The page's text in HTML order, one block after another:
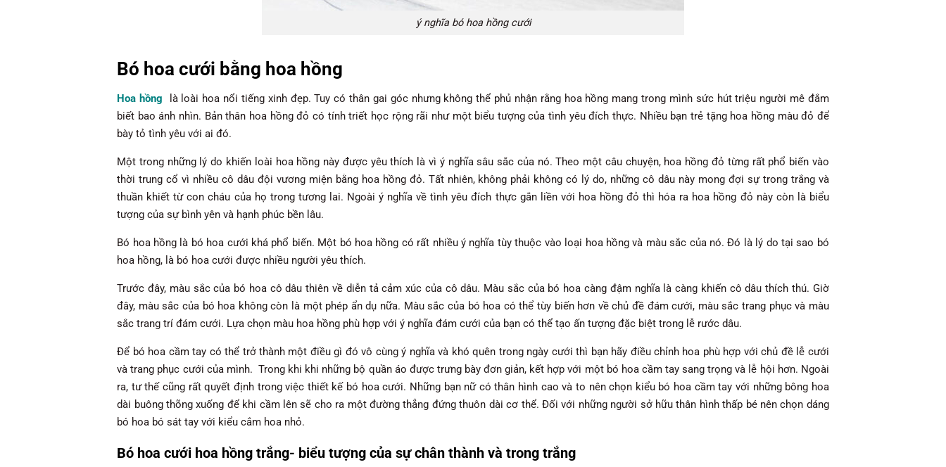
ý nghĩa bó hoa hồng cưới
Bó hoa cưới bằng hoa hồng
Hoa hồng
là loài hoa nổi tiếng xinh đẹp. Tuy có thân gai góc nhưng không thể phủ nhận rằng hoa hồng mang trong mình sức hút triệu người mê đắm
biết bao ánh nhìn. Bản thân hoa hồng đỏ có tính triết học rộng rãi như một biểu tượng của tình yêu đích thực. Nhiều bạn trẻ tặng hoa hồng màu đỏ để
bày tỏ tình yêu với ai đó.
Một trong những lý do khiến loài hoa hồng này được yêu thích là vì ý nghĩa sâu sắc của nó. Theo một câu chuyện, hoa hồng đỏ từng rất phổ biến vào
thời trung cổ vì nhiều cô dâu đội vương miện bằng hoa hồng đỏ. Tất nhiên, không phải không có lý do, những cô dâu này mong đợi sự trong trắng và
thuần khiết từ con cháu của họ trong tương lai. Ngoài ý nghĩa về tình yêu đích thực gắn liền với hoa hồng đỏ thì hóa ra hoa hồng đỏ này còn là biểu
tượng của sự bình yên và hạnh phúc bền lâu.
Bó hoa hồng là bó hoa cưới khá phổ biến. Một bó hoa hồng có rất nhiều ý nghĩa tùy thuộc vào loại hoa hồng và màu sắc của nó. Đó là lý do tại sao bó
hoa hồng, là bó hoa cưới được nhiều người yêu thích.
Trước đây, màu sắc của bó hoa cô dâu thiên về diễn tả cảm xúc của cô dâu. Màu sắc của bó hoa càng đậm nghĩa là càng khiến cô dâu thích thú. Giờ
đây, màu sắc của bó hoa không còn là một phép ẩn dụ nữa. Màu sắc của bó hoa có thể tùy biến hơn về chủ đề đám cưới, màu sắc trang phục và màu
sắc trang trí đám cưới. Lựa chọn màu hoa hồng phù hợp với ý nghĩa đám cưới của bạn có thể tạo ấn tượng đặc biệt trong lễ rước dâu.
Để bó hoa cầm tay có thể trở thành một điều gì đó vô cùng ý nghĩa và khó quên trong ngày cưới thì bạn hãy điều chỉnh hoa phù hợp với chủ đề lễ cưới
và trang phục cưới của mình. Trong khi khi những bộ quần áo được trưng bày đơn giản, kết hợp với một bó hoa cầm tay sang trọng và lễ hội hơn. Ngoài
ra, tư thế cũng rất quyết định trong việc thiết kế bó hoa cưới. Những bạn nữ có thân hình cao và to nên chọn kiểu bó hoa cầm tay với những bông hoa
dài buông thõng xuống để khi cầm lên sẽ cho ra một đường thẳng đứng thuôn dài cơ thể. Đối với những người sở hữu thân hình thấp bé nên chọn dáng
bó hoa bó sát tay với kiểu cắm hoa nhỏ.
Bó hoa cưới hoa hồng trắng- biểu tượng của sự chân thành và trong trắng